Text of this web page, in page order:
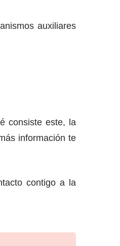
auxiliares
consiste este, la
información te
contigo a la